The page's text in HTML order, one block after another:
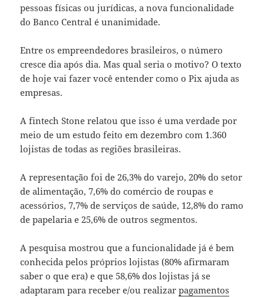
pessoas físicas ou jurídicas, a nova funcionalidade
do Banco Central é unanimidade.
Entre os empreendedores brasileiros, o número
cresce dia após dia. Mas qual seria o motivo? O texto
de hoje vai fazer você entender como o Pix ajuda as
empresas.
A fintech Stone relatou que isso é uma verdade por
meio de um estudo feito em dezembro com 1.360
lojistas de todas as regiões brasileiras.
A representação foi de 26,3% do varejo, 20% do setor
de alimentação, 7,6% do comércio de roupas e
acessórios, 7,7% de serviços de saúde, 12,8% do ramo
de papelaria e 25,6% de outros segmentos.
A pesquisa mostrou que a funcionalidade já é bem
conhecida pelos próprios lojistas (80% afirmaram
saber o que era) e que 58,6% dos lojistas já se
adaptaram para receber e/ou realizarpagamentos